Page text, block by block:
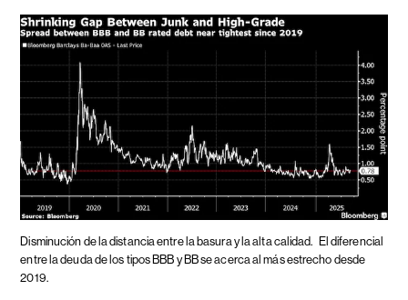
Disminución de la distancia entre la basura y la alta calidad. El diferencial
entre la deuda de los tipos BBB y BB se acerca al más estrecho desde
2019.